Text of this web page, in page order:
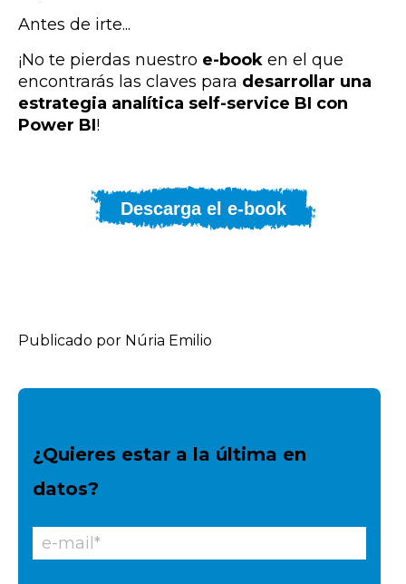
Antes de irte...
¡No te pierdas nuestro e-book en el que
encontrarás las claves para desarrollar una
estrategia analítica self-service BI con
Power BI!
Descarga el e-book
Publicado por Núria Emilio
¿Quieres estar a la última en
datos?